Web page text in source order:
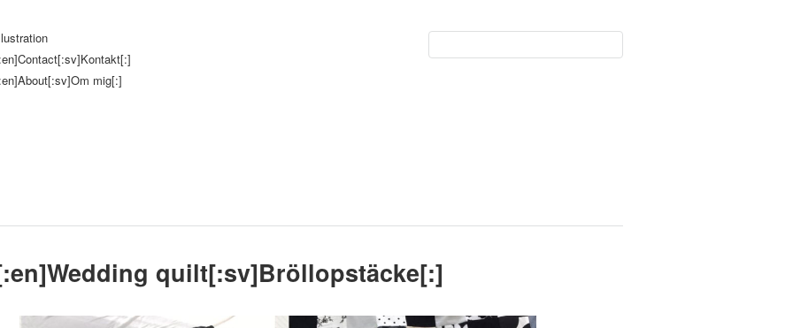
mig[:]
quilt[:sv]Bröllopstäcke[:]